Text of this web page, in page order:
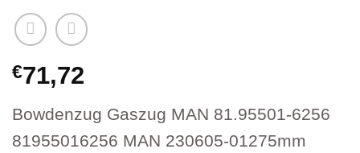
€71,72
Bowdenzug Gaszug MAN 81.95501-6256
81955016256 MAN 230605-01275mm